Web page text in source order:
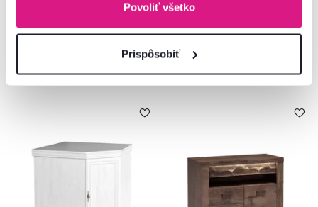
Povoliť všetko
Prispôsobiť
-6%